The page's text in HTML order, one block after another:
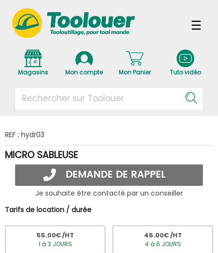
Magasins Mon compte Mon Panier Tuto vidéo
REF : hydr03
MICRO SABLEUSE
DEMANDE DE RAPPEL
Je souhaite être contacté par un conseiller
Tarifs de location / durée
55.00€ /HT
1 à 3 JOURS
45.00€ /HT
4 à 6 JOURS